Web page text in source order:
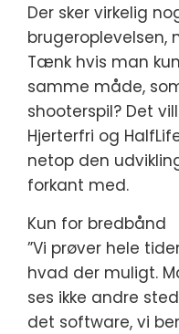
Der sker virkelig
brugeroplevelsen,
Tænk hvis man
samme måde,
shooterspil? Det
Hjerterfri og
netop den
forkant med.
Kun for bredbånd
”Vi prøver hele
hvad der muligt.
ses ikke andre
det software, vi